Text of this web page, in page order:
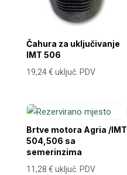
Čahura za uključivanje
IMT 506
19,24€ uključ. PDV
Brtve motora Agria /IMT
504,506 sa
semerinzima
11,28 € uključ. PDV